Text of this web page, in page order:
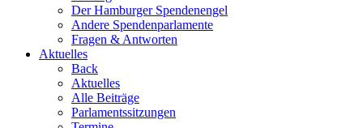
Der Hamburger Spendenengel
Andere Spendenparlamente
Fragen & Antworten
Aktuelles
Back
Aktuelles
Alle Beiträge
Parlamentssitzungen